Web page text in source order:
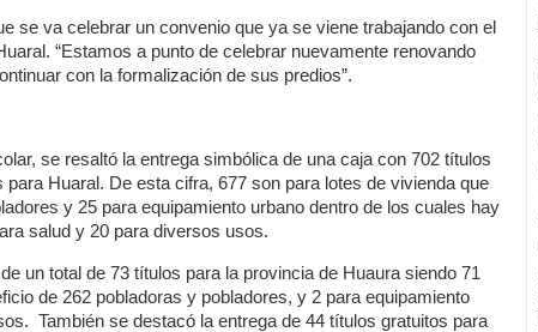
se va celebrar un convenio que ya se viene trabajando con el
“Estamos a punto de celebrar nuevamente renovando
con la formalización de sus predios”.
se resaltó la entrega simbólica de una caja con 702 títulos
para Huaral. De esta cifra, 677 son para lotes de vivienda que
y 25 para equipamiento urbano dentro de los cuales hay
salud y 20 para diversos usos.
un total de 73 títulos para la provincia de Huaura siendo 71
de 262 pobladoras y pobladores, y 2 para equipamiento
También se destacó la entrega de 44 títulos gratuitos para